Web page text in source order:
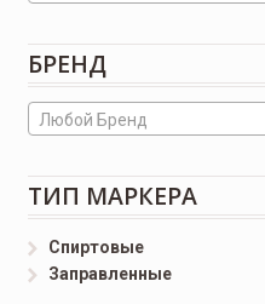
БРЕНД
Любой Бренд
ТИП МАРКЕРА
Спиртовые
Заправленные